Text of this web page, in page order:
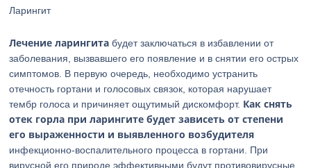
Ларингит
Лечение ларингита будет заключаться в избавлении от
заболевания, вызвавшего его появление и в снятии его острых
симптомов. В первую очередь, необходимо устранить
отечность гортани и голосовых связок, которая нарушает
тембр голоса и причиняет ощутимый дискомфорт. Как снять
отек горла при ларингите будет зависеть от степени
его выраженности и выявленного возбудителя
инфекционно-воспалительного процесса в гортани. При
вирусной его природе эффективными будут противовирусные